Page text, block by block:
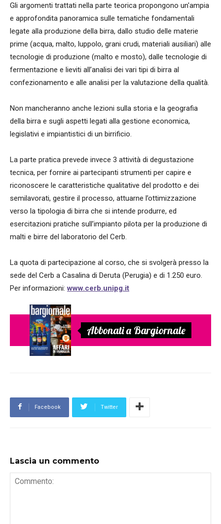
Gli argomenti trattati nella parte teorica propongono un'ampia
e approfondita panoramica sulle tematiche fondamentali
legate alla produzione della birra, dallo studio delle materie
prime (acqua, malto, luppolo, grani crudi, materiali ausiliari) alle
tecnologie di produzione (malto e mosto), dalle tecnologie di
fermentazione e lieviti all’analisi dei vari tipi di birra al
confezionamento e alle analisi per la valutazione della qualità.
Non mancheranno anche lezioni sulla storia e la geografia
della birra e sugli aspetti legati alla gestione economica,
legislativi e impiantistici di un birrificio.
La parte pratica prevede invece 3 attività di degustazione
tecnica, per fornire ai partecipanti strumenti per capire e
riconoscere le caratteristiche qualitative del prodotto e dei
semilavorati, gestire il processo, attuarne l’ottimizzazione
verso la tipologia di birra che si intende produrre, ed
esercitazioni pratiche sull’impianto pilota per la produzione di
malti e birre del laboratorio del Cerb.
La quota di partecipazione al corso, che si svolgerà presso la
sede del Cerb a Casalina di Deruta (Perugia) e di 1.250 euro.
Per informazioni:www.cerb.unipg.it
Abbonati a Bargiornale
Facebook Twitter
Lascia un commento